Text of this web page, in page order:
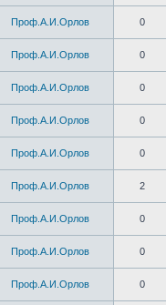
Проф.А.И.Орлов 0
Проф.А.И.Орлов 0
Проф.А.И.Орлов 0
Проф.А.И.Орлов 0
Проф.А.И.Орлов 0
Проф.А.И.Орлов 2
Проф.А.И.Орлов 0
Проф.А.И.Орлов 0
Проф.А.И.Орлов 0